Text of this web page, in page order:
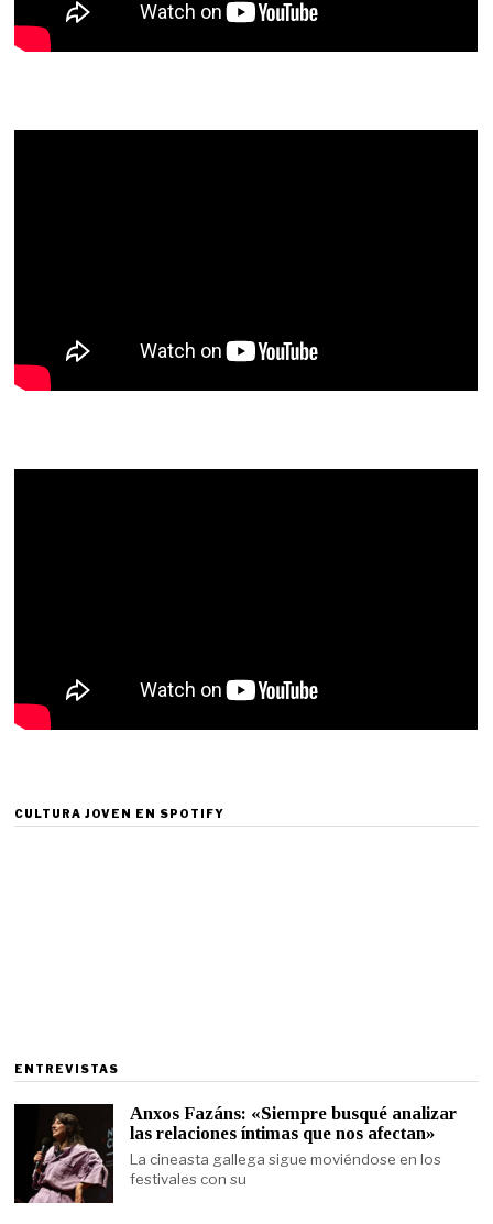
CULTURA JOVEN EN SPOTIFY
ENTREVISTAS
Anxos Fazáns: «Siempre busqué analizar
las relaciones íntimas que nos afectan»
La cineasta gallega sigue moviéndose en los
festivales con su